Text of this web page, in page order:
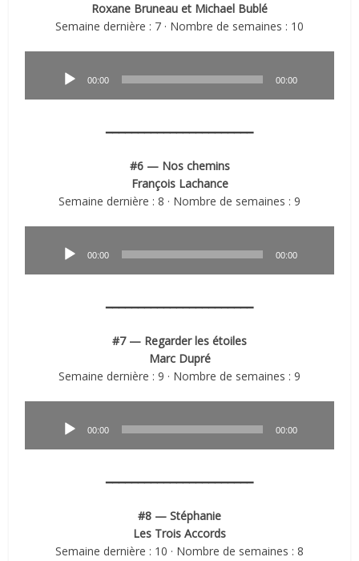
Roxane Bruneau et Michael Bublé
Semaine dernière : 7 · Nombre de semaines : 10
00:00 00:00
━━━━━━━━━━━━━━━━━━━━━━━
#6 — Nos chemins
François Lachance
Semaine dernière : 8 · Nombre de semaines : 9
00:00 00:00
━━━━━━━━━━━━━━━━━━━━━━━
#7 — Regarder les étoiles
Marc Dupré
Semaine dernière : 9 · Nombre de semaines : 9
00:00 00:00
━━━━━━━━━━━━━━━━━━━━━━━
#8 — Stéphanie
Les Trois Accords
Semaine dernière : 10 · Nombre de semaines : 8